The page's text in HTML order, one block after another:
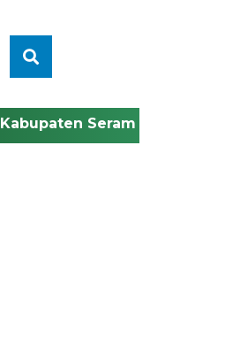
Kabupaten Seram Bagian